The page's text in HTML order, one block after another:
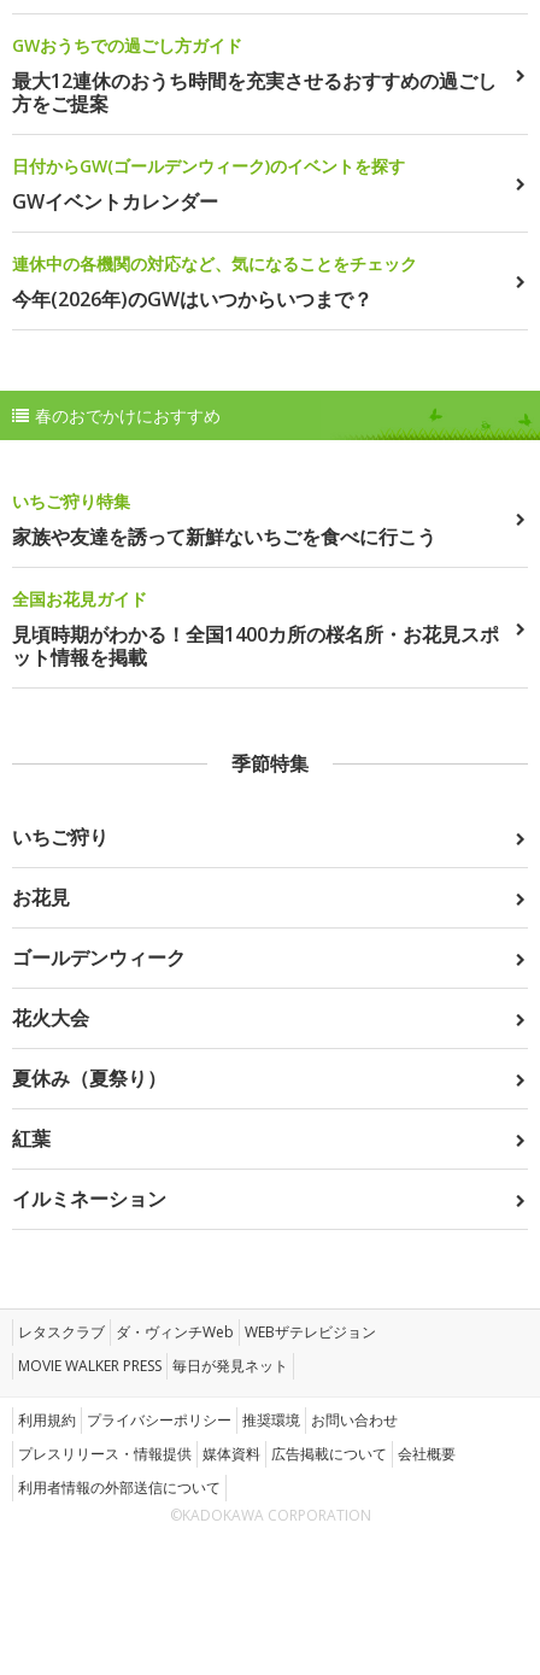
GWおうちでの過ごし方ガイド
最大12連休のおうち時間を充実させるおすすめの過ごし
方をご提案
日付からGW(ゴールデンウィーク)のイベントを探す
GWイベントカレンダー
連休中の各機関の対応など、気になることをチェック
今年(2026年)のGWはいつからいつまで？
春のおでかけにおすすめ
いちご狩り特集
家族や友達を誘って新鮮ないちごを食べに行こう
全国お花見ガイド
見頃時期がわかる！全国1400カ所の桜名所・お花見スポ
ット情報を掲載
季節特集
いちご狩り
お花見
ゴールデンウィーク
花火大会
夏休み（夏祭り）
紅葉
イルミネーション
レタスクラブ ダ・ヴィンチWeb WEBザテレビジョン
MOVIE WALKER PRESS 毎日が発見ネット
利用規約 プライバシーポリシー 推奨環境 お問い合わせ
プレスリリース・情報提供 媒体資料 広告掲載について 会社概要
利用者情報の外部送信について
©KADOKAWA CORPORATION